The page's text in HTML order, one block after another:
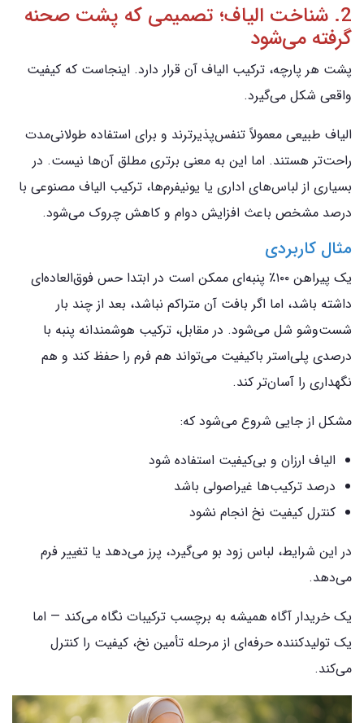
2. شناخت الیاف؛ تصمیمی که پشت صحنه
گرفته می‌شود
پشت هر پارچه، ترکیب الیاف آن قرار دارد. اینجاست که کیفیت
واقعی شکل می‌گیرد.
الیاف طبیعی معمولاً تنفس‌پذیرترند و برای استفاده طولانی‌مدت
راحت‌تر هستند. اما این به معنی برتری مطلق آن‌ها نیست. در
بسیاری از لباس‌های اداری یا یونیفرم‌ها، ترکیب الیاف مصنوعی با
درصد مشخص باعث افزایش دوام و کاهش چروک می‌شود.
مثال کاربردی
یک پیراهن ۱۰۰٪ پنبه‌ای ممکن است در ابتدا حس فوق‌العاده‌ای
داشته باشد، اما اگر بافت آن متراکم نباشد، بعد از چند بار
شست‌وشو شل می‌شود. در مقابل، ترکیب هوشمندانه پنبه با
درصدی پلی‌استر باکیفیت می‌تواند هم فرم را حفظ کند و هم
نگهداری را آسان‌تر کند.
مشکل از جایی شروع می‌شود که:
الیاف ارزان و بی‌کیفیت استفاده شود
درصد ترکیب‌ها غیراصولی باشد
کنترل کیفیت نخ انجام نشود
در این شرایط، لباس زود بو می‌گیرد، پرز می‌دهد یا تغییر فرم
می‌دهد.
یک خریدار آگاه همیشه به برچسب ترکیبات نگاه می‌کند — اما
یک تولیدکننده حرفه‌ای از مرحله تأمین نخ، کیفیت را کنترل
می‌کند.